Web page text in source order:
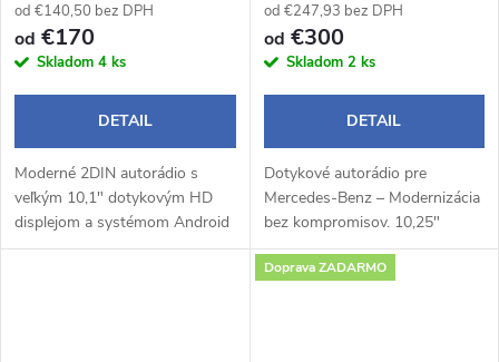
od €140,50 bez DPH
od €170
Skladom 4 ks
DETAIL
Moderné 2DIN autorádio s
veľkým 10,1" dotykovým HD
displejom a systémom Android
14 prináša pohodlné a
od €247,93 bez DPH
od €300
Skladom 2 ks
DETAIL
Dotykové autorádio pre
Mercedes-Benz – Modernizácia
bez kompromisov. 10,25"
kapacitný dotykový displej –
prehľadný a rýchly systém s
Doprava ZADARMO